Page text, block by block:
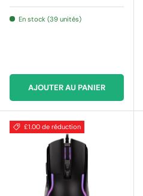
En stock (39 unités)
AJOUTER AU PANIER
£1.00 de réduction